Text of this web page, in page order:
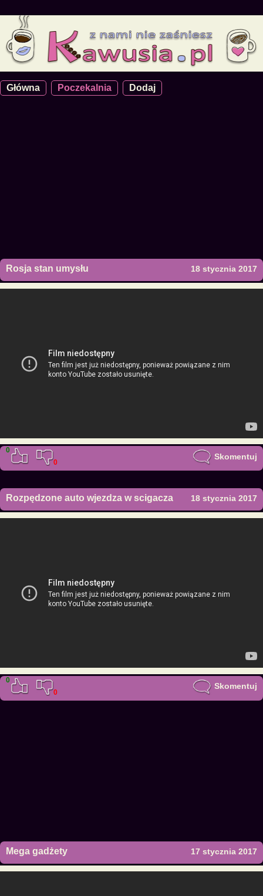
Główna Poczekalnia Dodaj
Rosja stan umysłu 18 stycznia 2017
0
0
Skomentuj
Rozpędzone auto wjezdza w scigacza 18 stycznia 2017
0
0
Skomentuj
Mega gadżety 17 stycznia 2017